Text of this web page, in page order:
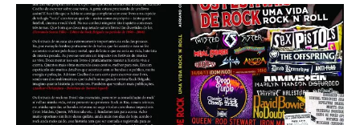
internacional. O volume 1 da série inclui obras das
seguintes bandas ou artistas: The Beatles